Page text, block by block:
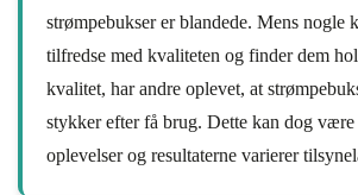
strømpebukser er blandede. Mens nogle
tilfredse med kvaliteten og finder dem
kvalitet, har andre oplevet, at
stykker efter få brug. Dette kan dog
oplevelser og resultaterne varierer